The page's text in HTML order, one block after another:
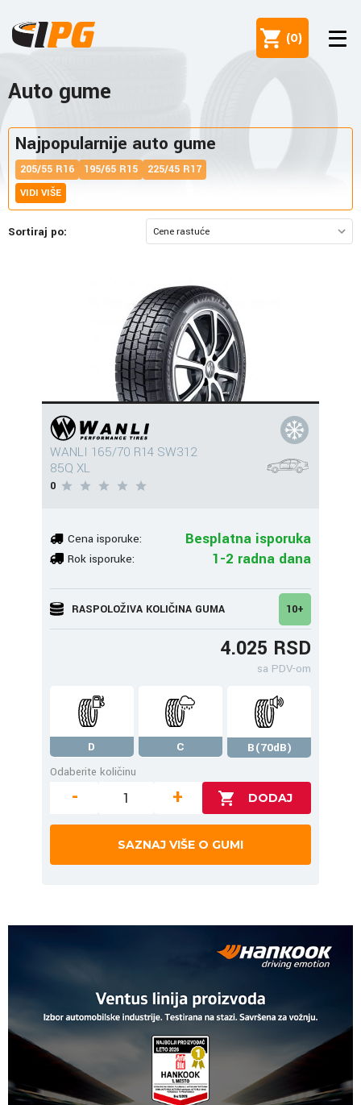
(0)
Auto gume
Najpopularnije auto gume
205/55 R16 195/65 R15 225/45 R17
VIDI VIŠE
Sortiraj po:
WANLI 165/70 R14 SW312
85Q XL
0
Cena isporuke: Besplatna isporuka
Rok isporuke: 1-2 radna dana
RASPOLOŽIVA KOLIČINA GUMA 10+
4.025 RSD
sa PDV-om
D C
B(70dB)
Odaberite količinu
- +
SAZNAJ VIŠE O GUMI